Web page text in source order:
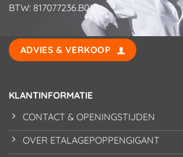
BTW: 817077236.B01
ADVIES & VERKOOP
KLANTINFORMATIE
CONTACT & OPENINGSTIJDEN
OVER ETALAGEPOPPENGIGANT